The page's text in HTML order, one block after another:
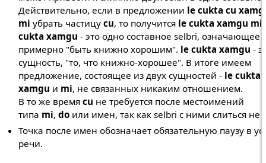
Действительно, если в предложении le cukta cu
mi убрать частицуcu, то получится le cukta xamgu mi
cukta xamgu - это одно составное selbri, означающее
примерно "быть книжно хорошим". le cukta xamgu -
сущность, "то, что книжно-хорошее". В итоге имеем
предложение, состоящее из двух сущностей - le cukta
xamgu и mi, не связанных никаким отношением.
В то же времяcu не требуется после местоимений
типа mi,do или имен, так как selbri с ними слиться не
Точка после имен обозначает обязательную паузу в
речи.